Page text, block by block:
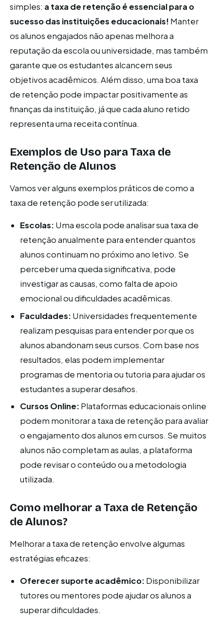
simples: a taxa de retenção é essencial para o
sucesso das instituições educacionais! Manter
os alunos engajados não apenas melhora a
reputação da escola ou universidade, mas também
garante que os estudantes alcancem seus
objetivos acadêmicos. Além disso, uma boa taxa
de retenção pode impactar positivamente as
finanças da instituição, já que cada aluno retido
representa uma receita contínua.
Exemplos de Uso para Taxa de
Retenção de Alunos
Vamos ver alguns exemplos práticos de como a
taxa de retenção pode ser utilizada:
Escolas: Uma escola pode analisar sua taxa de
retenção anualmente para entender quantos
alunos continuam no próximo ano letivo. Se
perceber uma queda significativa, pode
investigar as causas, como falta de apoio
emocional ou dificuldades acadêmicas.
Faculdades: Universidades frequentemente
realizam pesquisas para entender por que os
alunos abandonam seus cursos. Com base nos
resultados, elas podem implementar
programas de mentoria ou tutoria para ajudar os
estudantes a superar desafios.
Cursos Online: Plataformas educacionais online
podem monitorar a taxa de retenção para avaliar
o engajamento dos alunos em cursos. Se muitos
alunos não completam as aulas, a plataforma
pode revisar o conteúdo ou a metodologia
utilizada.
Como melhorar a Taxa de Retenção
de Alunos?
Melhorar a taxa de retenção envolve algumas
estratégias eficazes:
Oferecer suporte acadêmico: Disponibilizar
tutores ou mentores pode ajudar os alunos a
superar dificuldades.